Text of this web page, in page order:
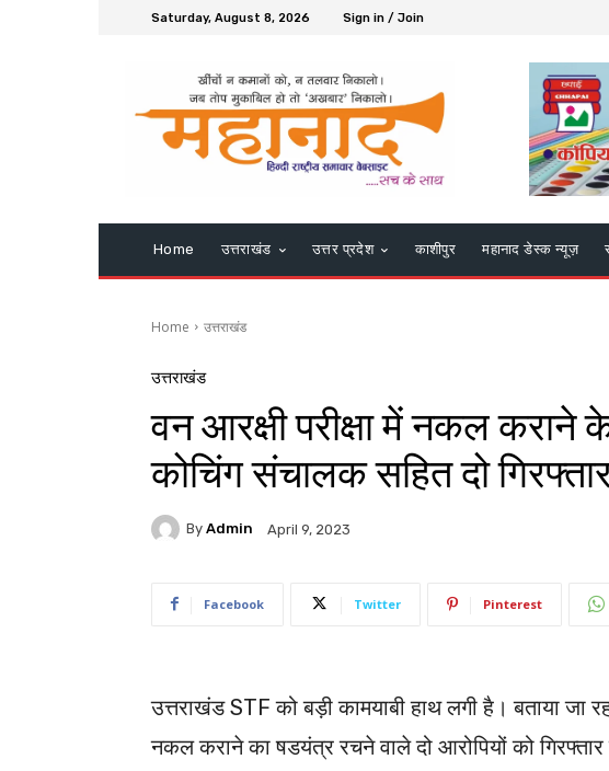
Saturday, August 8, 2026 Sign in / Join
Home उत्तराखंड उत्तर प्रदेश काशीपुर महानाद डेस्क न्यूज़
Home उत्तराखंड
उत्तराखंड
वन आरक्षी परीक्षा में नकल
कोचिंग संचालक सहित दो
By Admin April 9, 2023
Facebook Twitter Pinterest
उत्तराखंड STF को बड़ी कामयाबी हाथ लगी है। बताया जा
नकल कराने का षडयंत्र रचने वाले दो आरोपियों को